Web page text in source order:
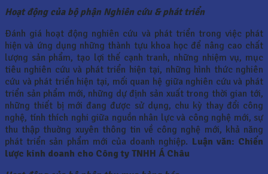
Hoạt động của bộ phận Nghiên cứu & phát triển
Ðánh giá hoạt động nghiên cứu và phát triển trong việc phát
hiện và ứng dụng những thành tựu khoa học để nâng cao chất
lượng sản phẩm, tạo lợi thế cạnh tranh, những nhiệm vụ, mục
tiêu nghiên cứu và phát triển hiện tại, những hình thức nghiên
cứu và phát triển hiện tại, mối quan hệ giữa nghiên cứu và phát
triển sản phẩm mới, những dự định sản xuất trong thời gian tới,
những thiết bị mới đang được sử dụng, chu kỳ thay đổi công
nghệ, tính thích nghi giữa nguồn nhân lực và công nghệ mới, sự
thu thập thuờng xuyên thông tin về công nghệ mới, khả năng
phát triển sản phẩm mới của doanh nghiệp. Luận văn: Chiến
lược kinh doanh cho Công ty TNHH Á Châu